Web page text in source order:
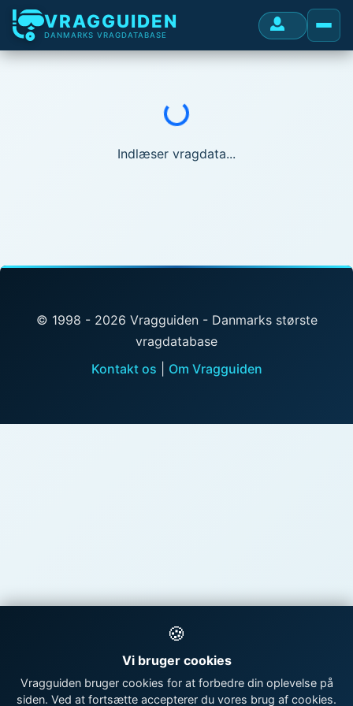
VRAGGUIDEN
DANMARKS VRAGDATABASE
Indlæser...
Indlæser vragdata...
© 1998 - 2026 Vragguiden - Danmarks største
vragdatabase
Kontakt os
Om Vragguiden
🍪
Vi bruger cookies
Vragguiden bruger cookies for at forbedre din oplevelse på
siden. Ved at fortsætte accepterer du vores brug af cookies.